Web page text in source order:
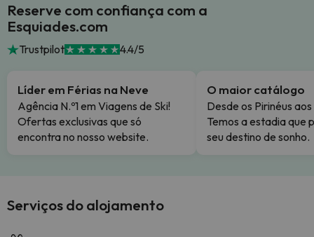
Reserve com confiança com a
Esquiades.com
Trustpilot 4.4/5
Líder em Férias na Neve
Agência N.º1 em Viagens de Ski!
Ofertas exclusivas que só
encontra no nosso website.
O maior catálogo
Desde os Pirinéus
Temos a estadia que
seu destino de sonho.
Serviços do alojamento